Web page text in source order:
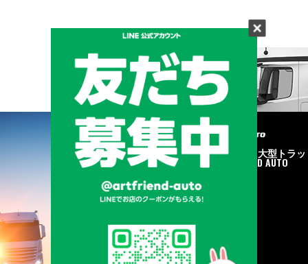
メーカーと形状から探す
BRAND & TYPE
©2020中古トラック・大型トラッ
ク販売はART FRIEND AUTO